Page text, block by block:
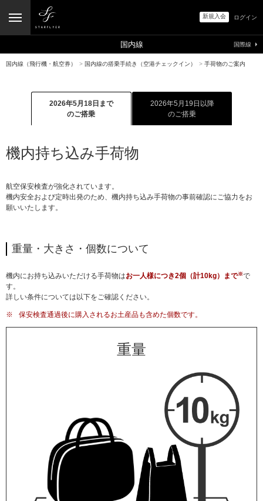
新規入会 ログイン
国内線（飛行機・航空券） > 国内線の搭乗手続き（空港チェックイン） > 手荷物のご案内
2026年5月18日まで
のご搭乗
2026年5月19日以降
のご搭乗
機内持ち込み手荷物
航空保安検査が強化されています。
機内安全および定時出発のため、機内持ち込み手荷物の事前確認にご協力をお
願いいたします。
重量・大きさ・個数について
機内にお持ち込みいただける手荷物はお一人様につき2個（計10kg）まで※で
す。
詳しい条件については以下をご確認ください。
※ 保安検査通過後に購入されるお土産品も含めた個数です。
重量
国内線 国際線